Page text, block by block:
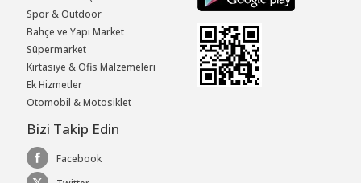
Spor & Outdoor
Bahçe ve Yapı Market
Süpermarket
Kırtasiye & Ofis Malzemeleri
Ek Hizmetler
Otomobil & Motosiklet
Bizi Takip Edin
Facebook